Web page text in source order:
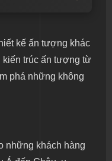
kế ấn tượng khác
kiến trúc ấn tượng từ
phá những không
những khách hàng